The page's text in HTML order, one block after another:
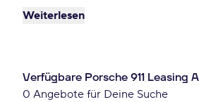
Raten bietet Porsche 911 Leasing
Weiterlesen
Verfügbare Porsche 911 Leasing
0 Angebote für Deine Suche